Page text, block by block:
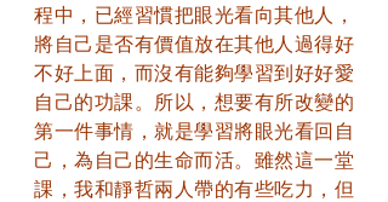
程中，已經習慣把眼光看向其他人，
將自己是否有價值放在其他人過得好
不好上面，而沒有能夠學習到好好愛
自己的功課。所以，想要有所改變的
第一件事情，就是學習將眼光看回自
己，為自己的生命而活。雖然這一堂
課，我和靜哲兩人帶的有些吃力，但